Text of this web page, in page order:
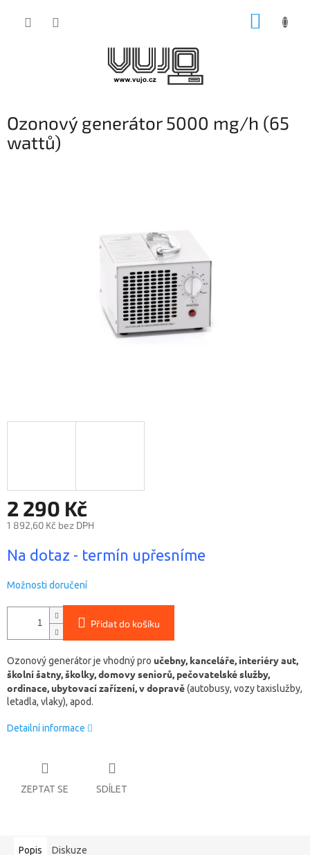
Ozonový generátor 5000 mg/h (65
wattů)
2 290 Kč
1 892,60 Kč bez DPH
cena:
Na dotaz - termín upřesníme
Možnosti doručení
Přidat do košíku
Ozonový generátor je vhodný pro učebny, kanceláře, interiéry aut,
školní šatny, školky, domovy seniorů, pečovatelské služby,
ordinace, ubytovací zařízení, v dopravě(autobusy, vozy taxislužby,
letadla, vlaky), apod.
Detailní informace
ZEPTAT SE SDÍLET
Popis Diskuze